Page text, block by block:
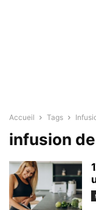
Accueil Tags
infusion